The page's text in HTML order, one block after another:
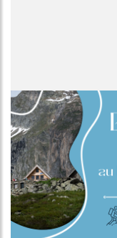
Image